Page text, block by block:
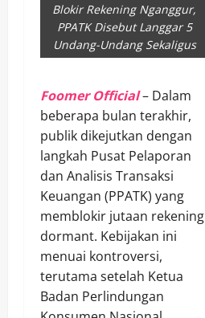
Blokir Rekening Nganggur,
PPATK Disebut Langgar 5
Undang-Undang Sekaligus
Foomer Official– Dalam
beberapa bulan terakhir,
publik dikejutkan dengan
langkah Pusat Pelaporan
dan Analisis Transaksi
Keuangan (PPATK) yang
memblokir jutaan rekening
dormant. Kebijakan ini
menuai kontroversi,
terutama setelah Ketua
Badan Perlindungan